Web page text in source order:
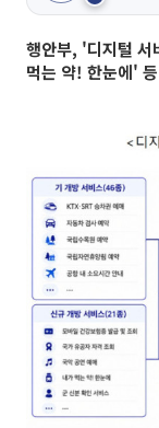
행안부, '디지털
먹는 약! 한눈에' 등